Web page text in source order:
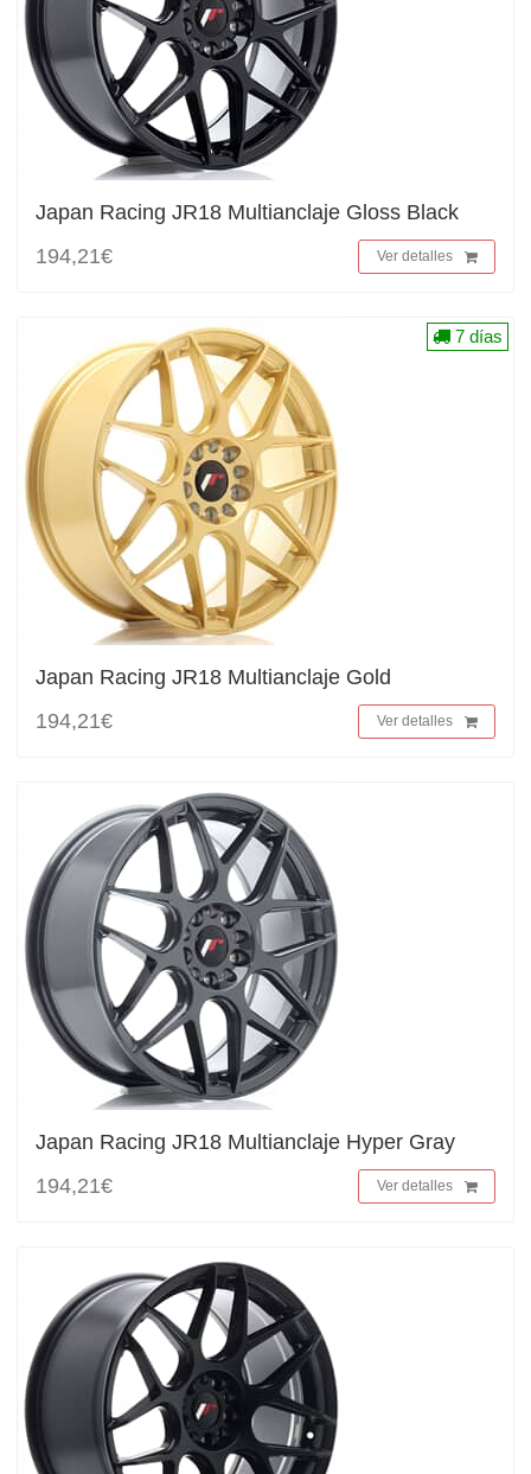
Japan Racing JR18 Multianclaje Gloss Black
194,21€
Ver detalles
Japan Racing JR18 Multianclaje Gold
194,21€
Ver detalles
7 días
Japan Racing JR18 Multianclaje Hyper Gray
194,21€
Ver detalles